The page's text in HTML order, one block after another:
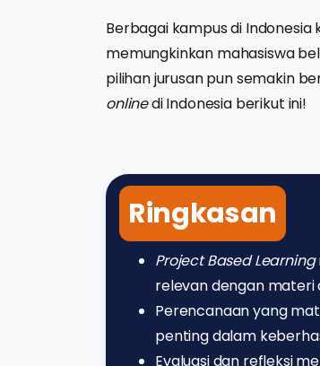
Berbagai kampus di
memungkinkan mahasiswa
pilihan jurusan pun semakin
onlinedi Indonesia berikut ini!
Ringkasan
Project Based Learning
relevan dengan materi
Perencanaan yang
penting dalam
Evaluasi dan refleksi